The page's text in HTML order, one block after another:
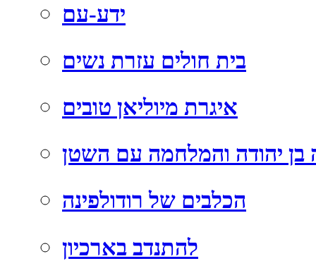
ידע-עם
בית חולים עזרת נשים
איגרת מיוליאן טובים
בן יהודה והמלחמה עם השטן
הכלבים של רודולפינה
להתנדב בארכיון